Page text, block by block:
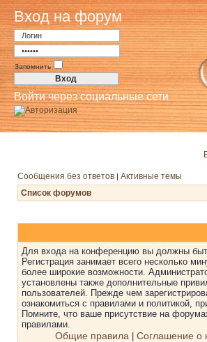
Вход на форум
Запомнить
Войти через социальные сети
Сообщения без ответов | Активные темы
Список форумов
Для входа на конференцию вы должны
Регистрация занимает всего несколько
более широкие возможности.
установлены также дополнительные
пользователей. Прежде чем
ознакомиться с правилами и политикой,
Помните, что ваше присутствие на
правилами.
Общие правила Соглашение о